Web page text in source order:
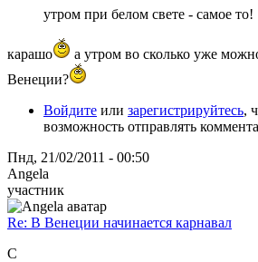
утром при белом свете - самое то!
карашо
а утром во сколько уже
Венеции?
Войдите или зарегистрируйтесь,
возможность отправлять
Пнд, 21/02/2011 - 00:50
Angela
участник
Re: В Венеции начинается карнавал
С